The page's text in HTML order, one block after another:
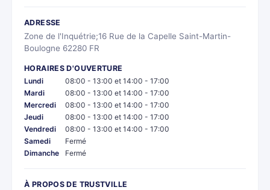
ADRESSE
Zone de l'Inquétrie;16 Rue de la Capelle Saint-Martin-
Boulogne 62280 FR
HORAIRES D'OUVERTURE
Lundi
08:00 - 13:00 et 14:00 - 17:00
Mardi
08:00 - 13:00 et 14:00 - 17:00
Mercredi
08:00 - 13:00 et 14:00 - 17:00
Jeudi
08:00 - 13:00 et 14:00 - 17:00
Vendredi
08:00 - 13:00 et 14:00 - 17:00
Samedi
Fermé
Dimanche
Fermé
À PROPOS DE TRUSTVILLE